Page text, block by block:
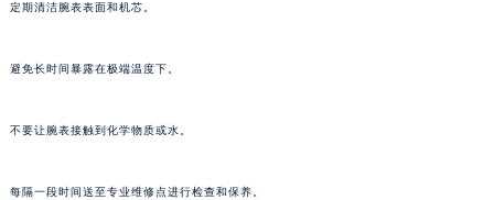
定期清洁腕表表面和机芯。
避免长时间暴露在极端温度下。
不要让腕表接触到化学物质或水。
每隔一段时间送至专业维修点进行检查和保养。